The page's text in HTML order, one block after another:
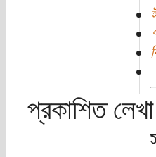
প্রকাশিত